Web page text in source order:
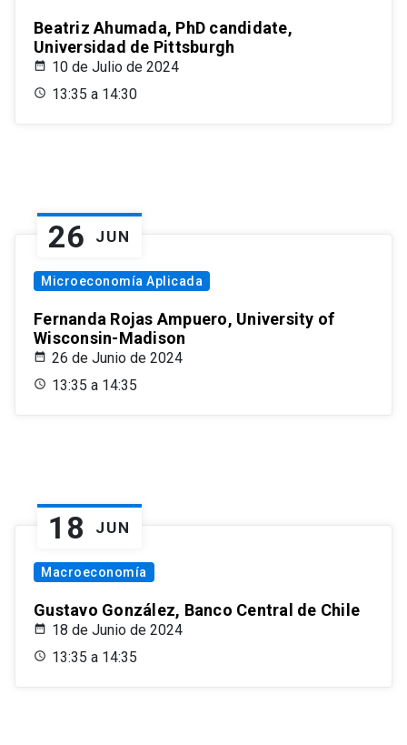
Beatriz Ahumada, PhD candidate,
Universidad de Pittsburgh
10 de Julio de 2024
13:35 a 14:30
26 JUN
Microeconomía Aplicada
Fernanda Rojas Ampuero, University of
Wisconsin-Madison
26 de Junio de 2024
13:35 a 14:35
18 JUN
Macroeconomía
Gustavo González, Banco Central de Chile
18 de Junio de 2024
13:35 a 14:35